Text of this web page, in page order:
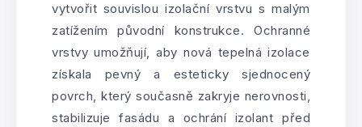
vytvořit souvislou izolační vrstvu s malým
zatížením původní konstrukce. Ochranné
vrstvy umožňují, aby nová tepelná izolace
získala pevný a esteticky sjednocený
povrch, který současně zakryje nerovnosti,
stabilizuje fasádu a ochrání izolant před